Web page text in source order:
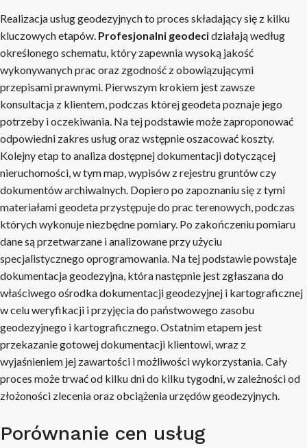
Realizacja usług geodezyjnych to proces składający się z kilku
kluczowych etapów. Profesjonalni geodecidziałają według
określonego schematu, który zapewnia wysoką jakość
wykonywanych prac oraz zgodność z obowiązującymi
przepisami prawnymi. Pierwszym krokiem jest zawsze
konsultacja z klientem, podczas której geodeta poznaje jego
potrzeby i oczekiwania. Na tej podstawie może zaproponować
odpowiedni zakres usług oraz wstępnie oszacować koszty.
Kolejny etap to analiza dostępnej dokumentacji dotyczącej
nieruchomości, w tym map, wypisów z rejestru gruntów czy
dokumentów archiwalnych. Dopiero po zapoznaniu się z tymi
materiałami geodeta przystępuje do prac terenowych, podczas
których wykonuje niezbędne pomiary. Po zakończeniu pomiaru
dane są przetwarzane i analizowane przy użyciu
specjalistycznego oprogramowania. Na tej podstawie powstaje
dokumentacja geodezyjna, która następnie jest zgłaszana do
właściwego ośrodka dokumentacji geodezyjnej i kartograficznej
w celu weryfikacji i przyjęcia do państwowego zasobu
geodezyjnego i kartograficznego. Ostatnim etapem jest
przekazanie gotowej dokumentacji klientowi, wraz z
wyjaśnieniem jej zawartości i możliwości wykorzystania. Cały
proces może trwać od kilku dni do kilku tygodni, w zależności od
złożoności zlecenia oraz obciążenia urzędów geodezyjnych.
Porównanie cen usług